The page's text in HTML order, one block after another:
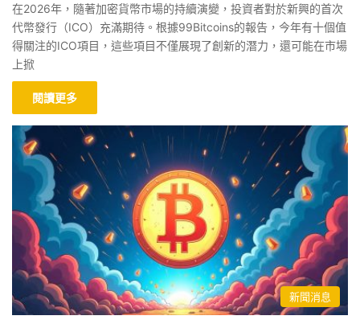
在2026年，隨著加密貨幣市場的持續演變，投資者對於新興的首次
代幣發行（ICO）充滿期待。根據99Bitcoins的報告，今年有十個值
得關注的ICO項目，這些項目不僅展現了創新的潛力，還可能在市場
上掀
閱讀更多
新聞消息